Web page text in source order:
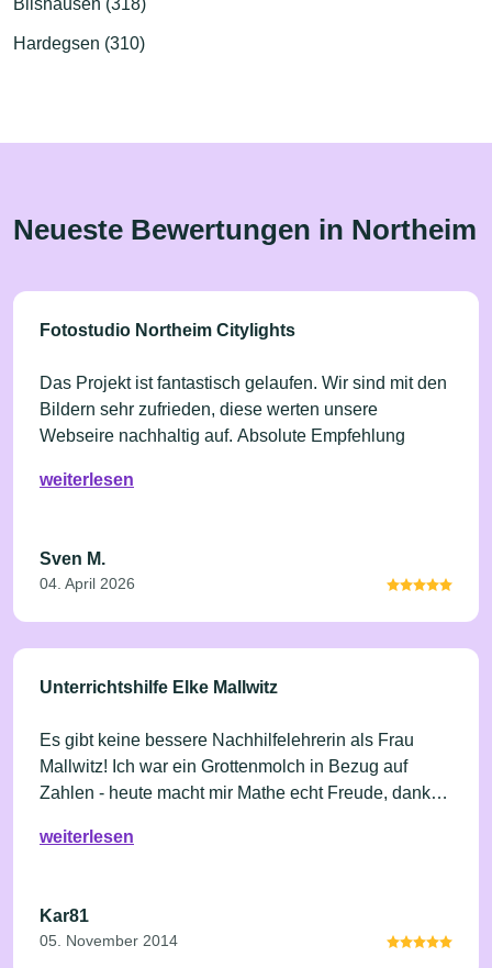
Hardegsen (310)
Neueste Bewertungen in Northeim
Fotostudio Northeim Citylights
Das Projekt ist fantastisch gelaufen. Wir sind mit den
Bildern sehr zufrieden, diese werten unsere
Webseire nachhaltig auf. Absolute Empfehlung
weiterlesen
Sven M.
04. April 2026
Unterrichtshilfe Elke Mallwitz
Es gibt keine bessere Nachhilfelehrerin als Frau
Mallwitz! Ich war ein Grottenmolch in Bezug auf
Zahlen - heute macht mir Mathe echt Freude, dank
weiterlesen
Kar81
05. November 2014